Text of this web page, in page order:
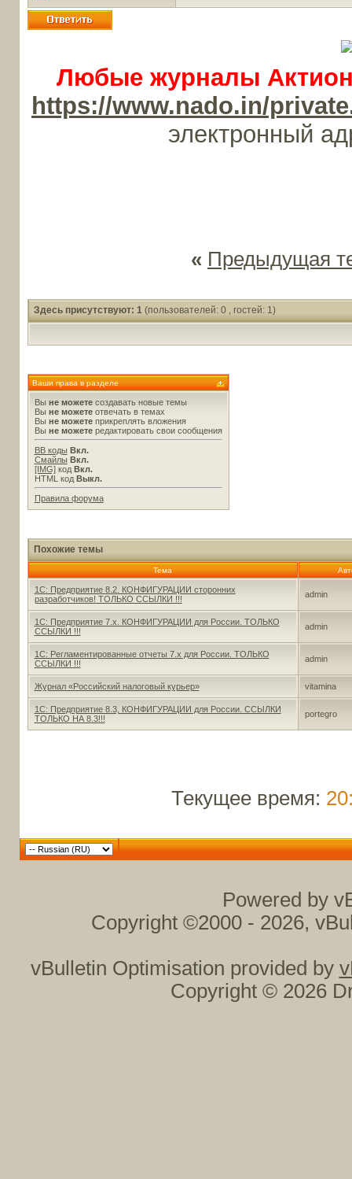
Любые журналы
https://www.nado.in/
электронный
« Предыдущая
Здесь присутствуют: 1 (пользователей: 0 , гостей: 1)
Ваши права в разделе
Вы не можетесоздавать новые темы
Вы не можетеотвечать в темах
Вы не можетеприкреплять вложения
Вы не можетередактировать свои сообщения
BB коды Вкл.
Смайлы Вкл.
[IMG]код Вкл.
HTML код Выкл.
Правила форума
Похожие темы
Тема
1С: Предприятие 8.2. КОНФИГУРАЦИИ сторонних
разработчиков! ТОЛЬКО ССЫЛКИ !!!
admin
1С: Предприятие 7.х. КОНФИГУРАЦИИ для России. ТОЛЬКО
ССЫЛКИ !!!
admin
1С: Регламентированные отчеты 7.x для России. ТОЛЬКО
ССЫЛКИ !!!
admin
Журнал «Российский налоговый курьер» vitamina
1С: Предприятие 8.3, КОНФИГУРАЦИИ для России. ССЫЛКИ
ТОЛЬКО НА 8.3!!!
portegro
Текущее время:
Powered by
Copyright ©2000 - 2026,
vBulletin Optimisation provided by
Copyright © 2026